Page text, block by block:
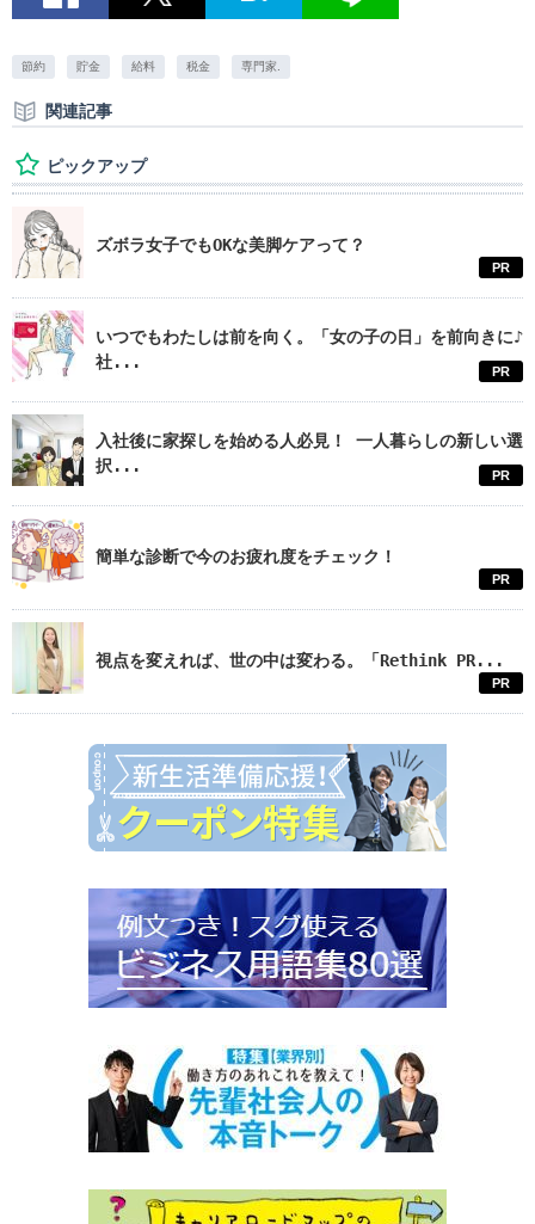
節約 貯金 給料 税金 専門家.
関連記事
ピックアップ
ズボラ女子でもOKな美脚ケアって？
PR
いつでもわたしは前を向く。「女の子の日」を前向きに♪
社...
PR
入社後に家探しを始める人必見！ 一人暮らしの新しい選
択...
PR
簡単な診断で今のお疲れ度をチェック！
PR
視点を変えれば、世の中は変わる。「Rethink PR...
PR